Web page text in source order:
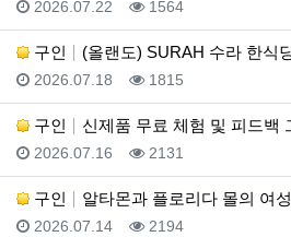
등록일
2026.07.22 조회
1564
구인 (올랜도) SURAH 수라 한식
등록일
2026.07.18 조회
1815
구인 신제품 무료 체험 및 피드백 그
등록일
2026.07.16 조회
2131
구인 알타몬과 플로리다 몰의 여
등록일
2026.07.14 조회
2194